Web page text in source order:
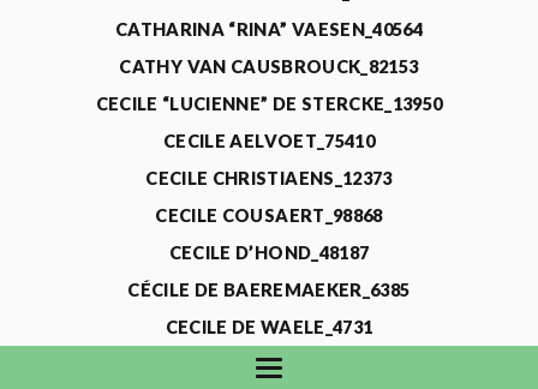
CATHARINA “RINA” VAESEN_40564
CATHY VAN CAUSBROUCK_82153
CECILE “LUCIENNE” DE STERCKE_13950
CECILE AELVOET_75410
CECILE CHRISTIAENS_12373
CECILE COUSAERT_98868
CECILE D’HOND_48187
CÉCILE DE BAEREMAEKER_6385
CECILE DE WAELE_4731
CECILE DEVOS_115318